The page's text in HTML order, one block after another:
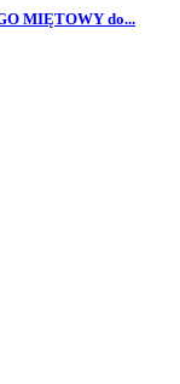
MIĘTOWY do...